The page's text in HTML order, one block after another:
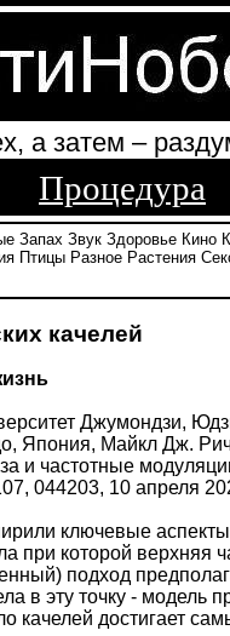
а затем –
Процедура
Запах Звук Здоровье Кино
Птицы Разное Растения
качелей
Джумондзи,
Япония, Майкл Дж.
частотные
044203, 10 апреля
ключевые
при которой верхняя
подход
в эту точку - модель
качелей достигает